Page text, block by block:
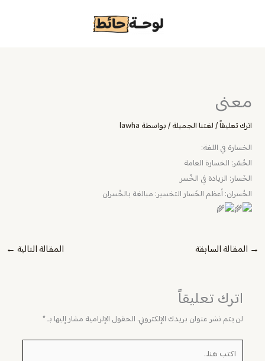
معنى
اترك تعليقاً/لغتنا الجميلة/ بواسطة lawha
الخسارة في اللغة:
الخُسْر: الخسارة العامة
الخَسار: الزيادة في الخُسر
الخُسران: أعظم الخَسار التخسير: مبالغة بالخُسران
→ المقالة السابقة المقالة التالية ←
اترك تعليقاً
لن يتم نشر عنوان بريدك الإلكتروني. الحقول الإلزامية مشار إليها بـ*